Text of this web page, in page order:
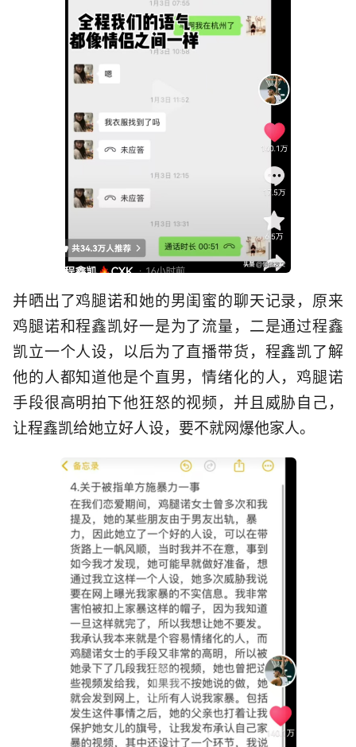
并晒出了鸡腿诺和她的男闺蜜的聊天记录，原来
鸡腿诺和程鑫凯好一是为了流量，二是通过程鑫
凯立一个人设，以后为了直播带货，程鑫凯了解
他的人都知道他是个直男，情绪化的人，鸡腿诺
手段很高明拍下他狂怒的视频，并且威胁自己，
让程鑫凯给她立好人设，要不就网爆他家人。